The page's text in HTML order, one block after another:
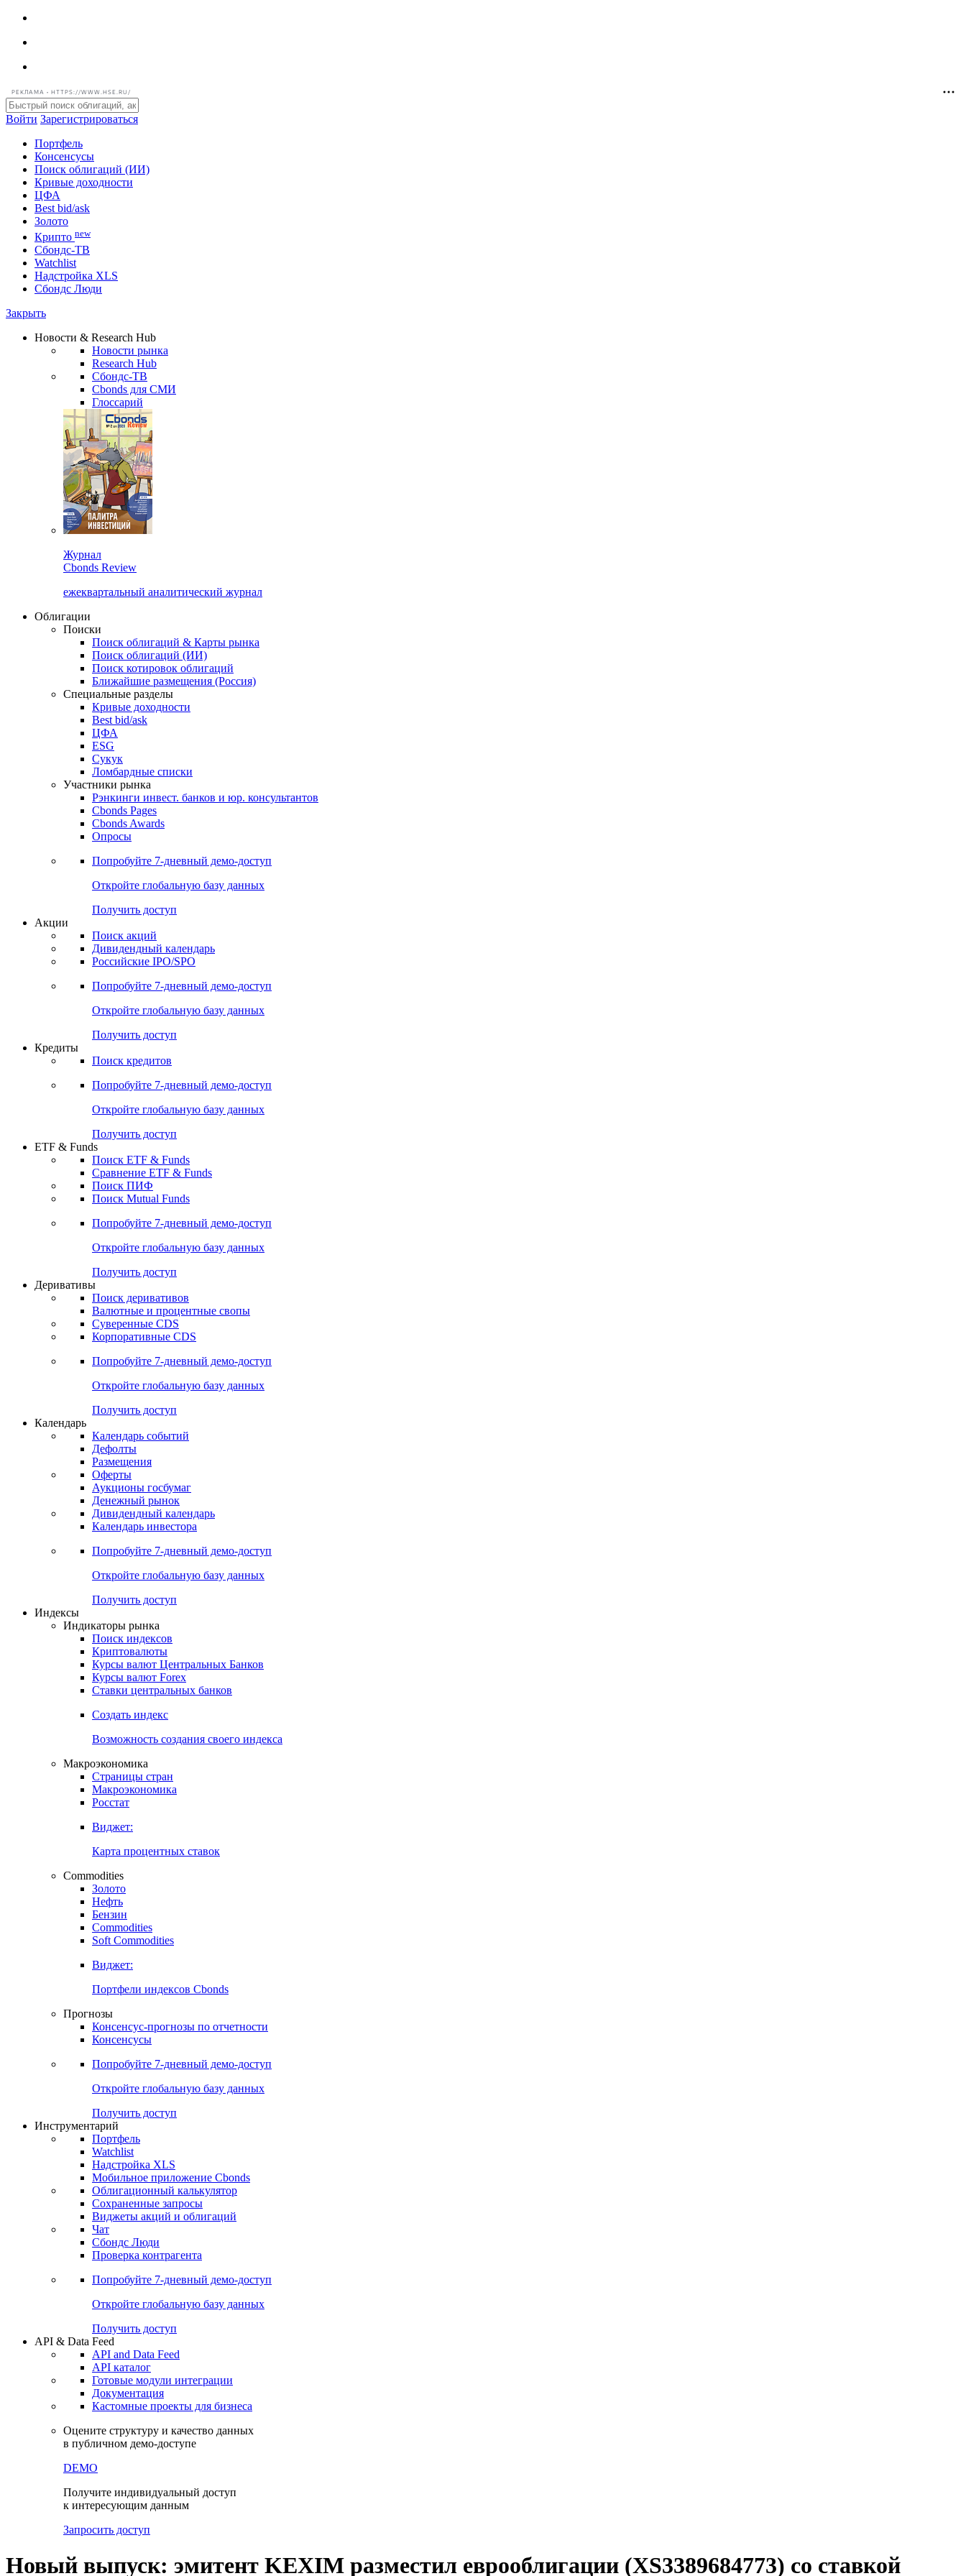
РЕКЛАМА • HTTPS://WWW.HSE.RU/
Войти Зарегистрироваться
Портфель
Консенсусы
Поиск облигаций (ИИ)
Кривые доходности
ЦФА
Best bid/ask
Золото
Криптоnew
Сбондс-ТВ
Надстройка XLS
Сбондс Люди
Новости & Research Hub
Новости рынка
Research Hub
Сбондс-ТВ
Cbonds для СМИ
Глоссарий
Журнал
Cbonds Review
ежеквартальный аналитический журнал
Облигации
Поиски
Поиск облигаций & Карты рынка
Поиск облигаций (ИИ)
Поиск котировок облигаций
Ближайшие размещения (Россия)
Специальные разделы
Кривые доходности
Best bid/ask
ЦФА
ESG
Сукук
Ломбардные списки
Участники рынка
Рэнкинги инвест. банков и юр. консультантов
Cbonds Pages
Cbonds Awards
Опросы
Попробуйте7-дневный
Откройте глобальную базу данных
Получить доступ
Акции
Поиск акций
Дивидендный календарь
Российские IPO/SPO
Попробуйте7-дневный
Откройте глобальную базу данных
Получить доступ
Кредиты
Поиск кредитов
Попробуйте7-дневный
Откройте глобальную базу данных
Получить доступ
ETF & Funds
Поиск ETF & Funds
Сравнение ETF & Funds
Поиск ПИФ
Поиск Mutual Funds
Попробуйте7-дневный
Откройте глобальную базу данных
Получить доступ
Деривативы
Поиск деривативов
Валютные и процентные свопы
Суверенные CDS
Корпоративные CDS
Попробуйте7-дневный
Откройте глобальную базу данных
Получить доступ
Календарь
Календарь событий
Дефолты
Размещения
Оферты
Аукционы госбумаг
Денежный рынок
Дивидендный календарь
Календарь инвестора
Попробуйте7-дневный
Получить доступ
Индикаторы рынка
Поиск индексов
Криптовалюты
Курсы валют Центральных Банков
Курсы валют Forex
Ставки центральных банков
Создать индекс
Возможность создания своего индекса
Макроэкономика
Страницы стран
Макроэкономика
Росстат
Виджет:
Карта процентных ставок
Commodities
Золото
Нефть
Бензин
Commodities
Soft Commodities
Виджет:
Портфели индексов Cbonds
Прогнозы
Консенсус-прогнозы по отчетности
Консенсусы
Попробуйте7-дневный
Откройте глобальную базу данных
Получить доступ
Инструментарий
Портфель
Watchlist
Надстройка XLS
Мобильное приложение Cbonds
Облигационный калькулятор
Сохраненные запросы
Виджеты акций и облигаций
Чат
Сбондс Люди
Проверка контрагента
Попробуйте7-дневный
Откройте глобальную базу данных
Получить доступ
API & Data Feed
API and Data Feed
API каталог
Документация
Кастомные проекты для бизнеса
Оцените структуру и качество данных
в публичном демо-доступе
DEMO
Получите индивидуальный доступ